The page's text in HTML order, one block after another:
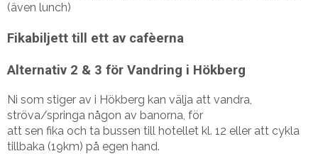
(även lunch)
Fikabiljett till ett av cafèerna
Alternativ 2 & 3 för Vandring i Hökberg
Ni som stiger av i Hökberg kan välja att vandra,
ströva/springa någon av banorna, för
att sen fika och ta bussen till hotellet kl. 12 eller att cykla
tillbaka (19km) på egen hand.